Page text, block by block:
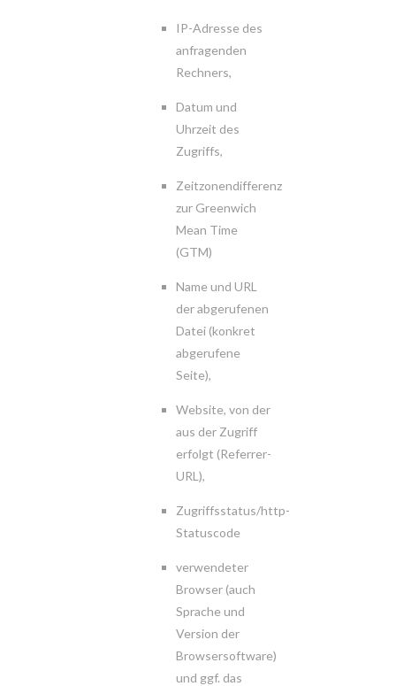
IP-Adresse des
anfragenden
Rechners,
Datum und
Uhrzeit des
Zugriffs,
Zeitzonendifferenz
zur Greenwich
Mean Time
(GTM)
Name und URL
der abgerufenen
Datei (konkret
abgerufene
Seite),
Website, von der
aus der Zugriff
erfolgt (Referrer-
URL),
Zugriffsstatus/http-
Statuscode
verwendeter
Browser (auch
Sprache und
Version der
Browsersoftware)
und ggf. das